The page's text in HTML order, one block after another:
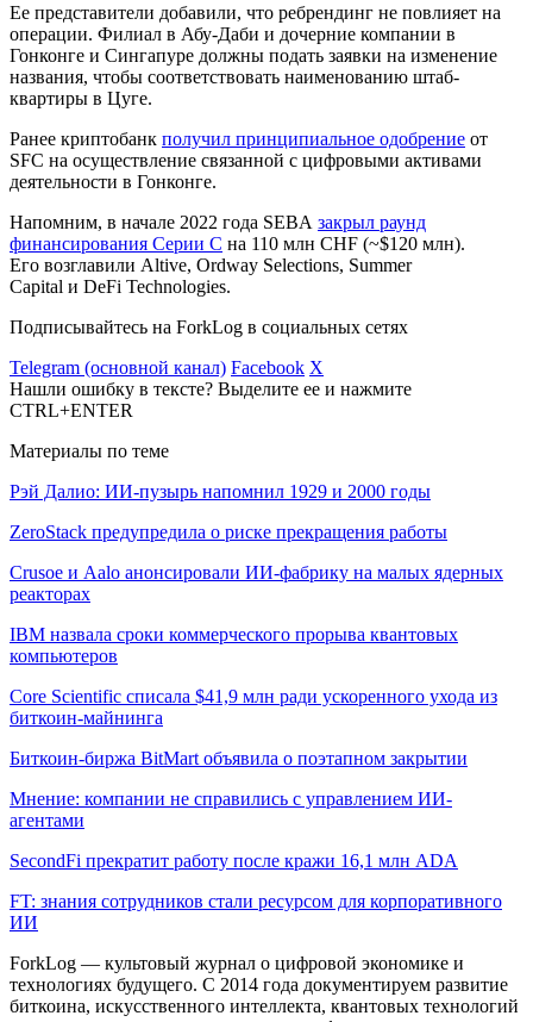
Ее представители добавили, что ребрендинг не повлияет на
операции. Филиал в Абу-Даби и дочерние компании в
Гонконге и Сингапуре должны подать заявки на изменение
названия, чтобы соответствовать наименованию штаб-
квартиры в Цуге.
Ранее криптобанк получил принципиальное одобрение от
SFC на осуществление связанной с цифровыми активами
деятельности в Гонконге.
Напомним, в начале 2022 года SEBA закрыл раунд
финансирования Серии C на 110 млн CHF (~$120 млн).
Его возглавили Altive, Ordway Selections, Summer
Capital и DeFi Technologies.
Подписывайтесь на ForkLog в социальных сетях
Telegram (основной канал) Facebook X
Нашли ошибку в тексте? Выделите ее и нажмите
CTRL+ENTER
Материалы по теме
Рэй Далио: ИИ-пузырь напомнил 1929 и 2000 годы
ZeroStack предупредила о риске прекращения работы
Crusoe и Aalo анонсировали ИИ-фабрику на малых ядерных
реакторах
IBM назвала сроки коммерческого прорыва квантовых
компьютеров
Core Scientific списала $41,9 млн ради ускоренного ухода из
биткоин-майнинга
Биткоин-биржа BitMart объявила о поэтапном закрытии
Мнение: компании не справились с управлением ИИ-
агентами
SecondFi прекратит работу после кражи 16,1 млн ADA
FT: знания сотрудников стали ресурсом для корпоративного
ИИ
ForkLog — культовый журнал о цифровой экономике и
технологиях будущего. С 2014 года документируем развитие
биткоина, искусственного интеллекта, квантовых технологий